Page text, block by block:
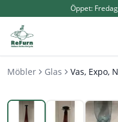
Öppet:
Möbler Glas Vas, Expo,